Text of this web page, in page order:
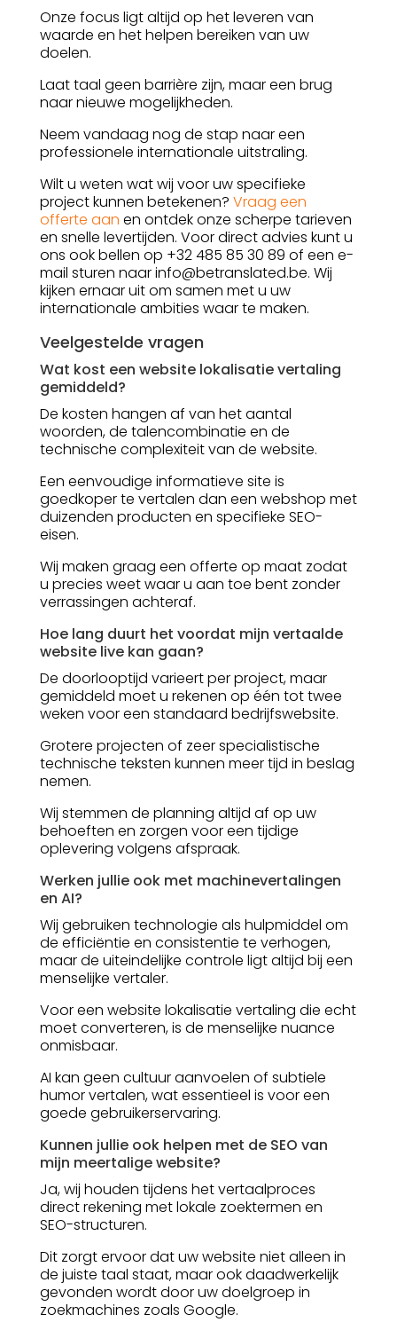
Onze focus ligt altijd op het leveren van
waarde en het helpen bereiken van uw
doelen.
Laat taal geen barrière zijn, maar een brug
naar nieuwe mogelijkheden.
Neem vandaag nog de stap naar een
professionele internationale uitstraling.
Wilt u weten wat wij voor uw specifieke
project kunnen betekenen? Vraag een
offerte aan en ontdek onze scherpe tarieven
en snelle levertijden. Voor direct advies kunt u
ons ook bellen op +32 485 85 30 89 of een e-
mail sturen naar info@betranslated.be. Wij
kijken ernaar uit om samen met u uw
internationale ambities waar te maken.
Veelgestelde vragen
Wat kost een website lokalisatie vertaling
gemiddeld?
De kosten hangen af van het aantal
woorden, de talencombinatie en de
technische complexiteit van de website.
Een eenvoudige informatieve site is
goedkoper te vertalen dan een webshop met
duizenden producten en specifieke SEO-
eisen.
Wij maken graag een offerte op maat zodat
u precies weet waar u aan toe bent zonder
verrassingen achteraf.
Hoe lang duurt het voordat mijn vertaalde
website live kan gaan?
De doorlooptijd varieert per project, maar
gemiddeld moet u rekenen op één tot twee
weken voor een standaard bedrijfswebsite.
Grotere projecten of zeer specialistische
technische teksten kunnen meer tijd in beslag
nemen.
Wij stemmen de planning altijd af op uw
behoeften en zorgen voor een tijdige
oplevering volgens afspraak.
Werken jullie ook met machinevertalingen
en AI?
Wij gebruiken technologie als hulpmiddel om
de efficiëntie en consistentie te verhogen,
maar de uiteindelijke controle ligt altijd bij een
menselijke vertaler.
Voor een website lokalisatie vertaling die echt
moet converteren, is de menselijke nuance
onmisbaar.
AI kan geen cultuur aanvoelen of subtiele
humor vertalen, wat essentieel is voor een
goede gebruikerservaring.
Kunnen jullie ook helpen met de SEO van
mijn meertalige website?
Ja, wij houden tijdens het vertaalproces
direct rekening met lokale zoektermen en
SEO-structuren.
Dit zorgt ervoor dat uw website niet alleen in
de juiste taal staat, maar ook daadwerkelijk
gevonden wordt door uw doelgroep in
zoekmachines zoals Google.